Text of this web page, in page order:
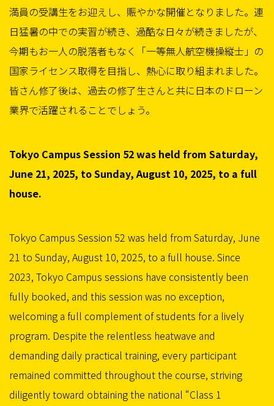
満員の受講生をお迎えし、賑やかな開催となりました。連
日猛暑の中での実習が続き、過酷な日々が続きましたが、
今期もお一人の脱落者もなく「一等無人航空機操縦士」の
国家ライセンス取得を目指し、熱心に取り組まれました。
皆さん修了後は、過去の修了生さんと共に日本のドローン
業界で活躍されることでしょう。
Tokyo Campus Session 52 was held from Saturday,
June 21, 2025, to Sunday, August 10, 2025, to a full
house.
Tokyo Campus Session 52 was held from Saturday, June
21 to Sunday, August 10, 2025, to a full house. Since
2023, Tokyo Campus sessions have consistently been
fully booked, and this session was no exception,
welcoming a full complement of students for a lively
program. Despite the relentless heatwave and
demanding daily practical training, every participant
remained committed throughout the course, striving
diligently toward obtaining the national “Class 1